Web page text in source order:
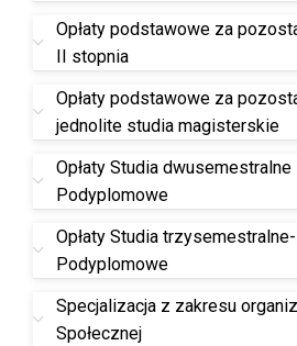
Opłaty podstawowe za
II stopnia
Opłaty podstawowe za
jednolite studia magisterskie
Opłaty Studia dwusemestralne
Podyplomowe
Opłaty Studia
Podyplomowe
Specjalizacja z zakresu
Społecznej